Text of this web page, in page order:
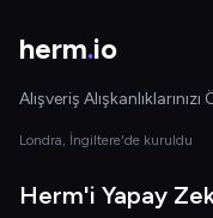
herm.io
Alışveriş
Londra, İngiltere'de kuruldu
Herm'i Yapay